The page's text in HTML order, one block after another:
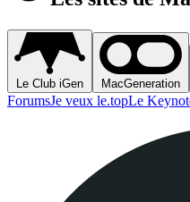
Le Club iGen MacGeneration
ForumsJe veux le.topLe